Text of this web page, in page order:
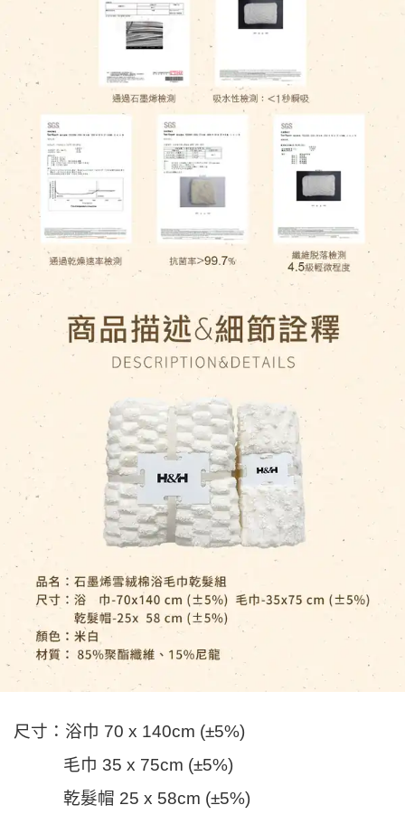
尺寸：浴巾 70 x 140cm (±5%)
毛巾 35 x 75cm (±5%)
乾髮帽 25 x 58cm (±5%)